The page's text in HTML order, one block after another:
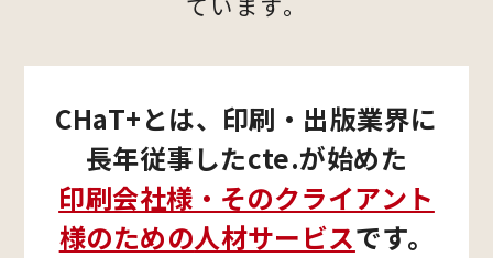
CHaT+とは、印刷・出版業界に
長年従事したcte.が始めた
印刷会社様・そのクライアント
様のための人材サービスです。